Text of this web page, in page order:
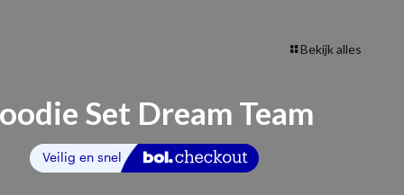
Bekijk alles
Set Dream Team